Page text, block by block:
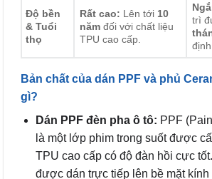
Độ bền
& Tuổi
thọ
Rất cao: Lên tới 10
nămđối với chất liệu
TPU cao cấp.
trì
định
Bản chất của dán PPF và phủ
gì?
Dán PPF đèn pha ô tô: PPF
là một lớp phim trong suốt được
TPU cao cấp có độ đàn hồi cực
được dán trực tiếp lên bề mặt kính